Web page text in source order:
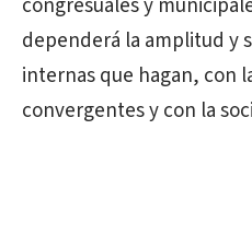
congresuales y
dependerá la amplitud y
internas que hagan, con
convergentes y con la